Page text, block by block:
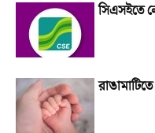
সিএসইতে